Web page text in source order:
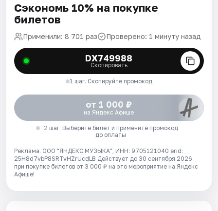
Сэкономь 10% на покупке
билетов
Применили: 8 701 раз Проверено: 1 минуту назад
DX749988
Скопировать
1 шаг. Скопируйте промокод
от 1 000 ₽
на Яндекс Афише
2 шаг. Выберите билет и примените промокод
до оплаты
Реклама. ООО "ЯНДЕКС МУЗЫКА", ИНН: 9705121040 erid:
25H8d7vbP8SRTvHZrUcdLB Действует до 30 сентября 2026
при покупке билетов от 3 000 ₽ на это мероприятие на Яндекс
Афише!